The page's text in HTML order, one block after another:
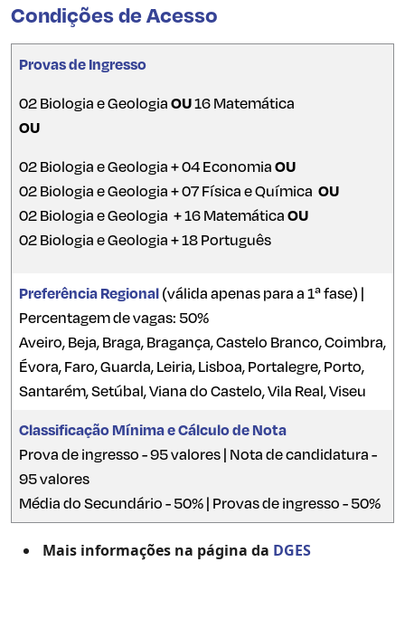
Condições de Acesso
Provas de Ingresso
02 Biologia e GeologiaOU16 Matemática
OU
02 Biologia e Geologia + 04 EconomiaOU
02 Biologia e Geologia + 07 Física e Química OU
02 Biologia e Geologia + 16 MatemáticaOU
02 Biologia e Geologia + 18 Português
Preferência Regional(válida apenas para a 1ª fase) |
Percentagem de vagas: 50%
Aveiro, Beja, Braga, Bragança, Castelo Branco, Coimbra,
Évora, Faro, Guarda, Leiria, Lisboa, Portalegre, Porto,
Santarém, Setúbal, Viana do Castelo, Vila Real, Viseu
Classificação Mínima e Cálculo de Nota
Prova de ingresso - 95 valores | Nota de candidatura -
95 valores
Média do Secundário - 50% | Provas de ingresso - 50%
Mais informações na página da DGES